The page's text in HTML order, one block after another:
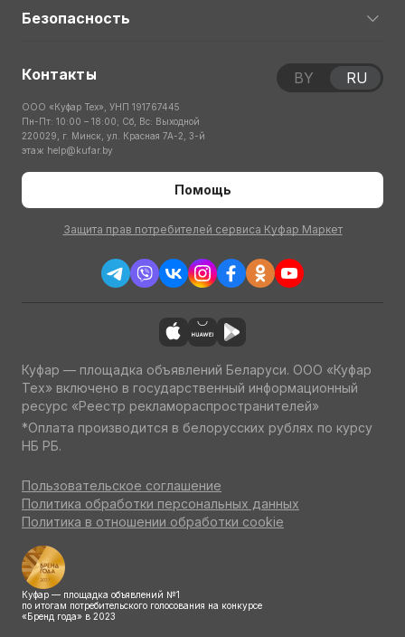
Безопасность
Контакты
ООО «Куфар Тех», УНП 191767445
Пн-Пт: 10:00 – 18:00; Сб, Вс: Выходной
220029, г. Минск, ул. Красная 7А-2, 3-й
этаж help@kufar.by
Помощь
Защита прав потребителей сервиса Куфар Маркет
BY RU
Куфар — площадка объявлений Беларуси. ООО «Куфар
Тех» включено в государственный информационный
ресурс «Реестр рекламораспространителей»
*Оплата производится в белорусских рублях по курсу
НБ РБ.
Пользовательское соглашение
Политика обработки персональных данных
Политика в отношении обработки cookie
Куфар — площадка объявлений №1
по итогам потребительского голосования на конкурсе
«Бренд года» в 2023